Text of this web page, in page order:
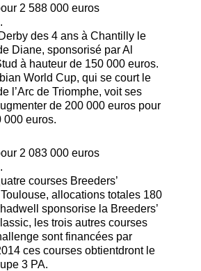
2 588 000 euros
des 4 ans à Chantilly le
Diane, sponsorisé par Al
à hauteur de 150 000 euros.
World Cup, qui se court le
l’Arc de Triomphe, voit ses
de 200 000 euros pour
000 euros.
2 083 000 euros
courses Breeders’
allocations totales 180
sponsorise la Breeders’
les trois autres courses
sont financées par
ces courses obtientdront le
3 PA.